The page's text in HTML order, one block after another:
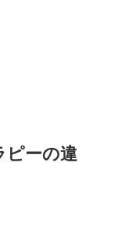
ピーの違